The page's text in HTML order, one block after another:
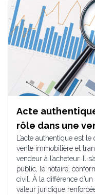
Acte
rôle dans une
L’acte authentique est
vente immobilière et
vendeur à l’acheteur. Il
public, le notaire,
civil. À la différence
valeur juridique